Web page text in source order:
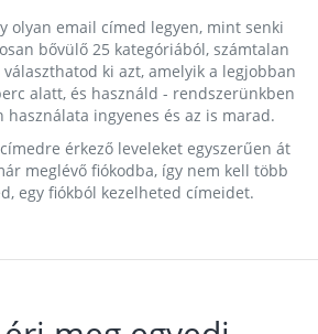
olyan email címed legyen, mint senki
bővülő 25 kategóriából, számtalan
ki azt, amelyik a legjobban
alatt, és használd - rendszerünkben
használata ingyenes és az is marad.
érkező leveleket egyszerűen át
meglévő fiókodba, így nem kell több
egy fiókból kezelheted címeidet.